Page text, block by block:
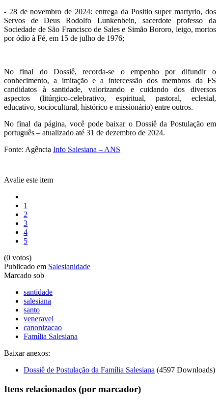
- 28 de novembro de 2024: entrega da Positio super martyrio, dos
Servos de Deus Rodolfo Lunkenbein, sacerdote professo da
Sociedade de São Francisco de Sales e Simão Bororo, leigo, mortos
por ódio à Fé, em 15 de julho de 1976;
No final do Dossiê, recorda-se o empenho por difundir o
conhecimento, a imitação e a intercessão dos membros da FS
candidatos à santidade, valorizando e cuidando dos diversos
aspectos (litúrgico-celebrativo, espiritual, pastoral, eclesial,
educativo, sociocultural, histórico e missionário) entre outros.
No final da página, você pode baixar o Dossiê da Postulação em
português – atualizado até 31 de dezembro de 2024.
Fonte: Agência Info Salesiana – ANS
Avalie este item
1
2
3
4
5
(0 votos)
Publicado em Salesianidade
Marcado sob
santidade
salesiana
santo
veneravel
canonizacao
Família Salesiana
Baixar anexos:
Dossiê de Postulação da Família Salesiana (4597 Downloads)
Itens relacionados (por marcador)